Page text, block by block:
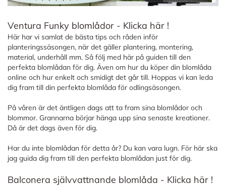
Ventura Funky blomlådor - Klicka här !
Här har vi samlat de bästa tips och råden inför
planteringssäsongen, när det gäller plantering, montering,
material, underhåll mm. Så följ med här på guiden till den
perfekta blomlådan för dig. Även om hur du köper din blomlåda
online och hur enkelt och smidigt det går till. Hoppas vi kan leda
dig fram till din perfekta blomlåda för odlingsäsongen.
På våren är det äntligen dags att ta fram sina blomlådor och
blommor. Grannarna börjar hänga upp sina senaste kreationer.
Då är det dags även för dig.
Har du inte blomlådan för detta år? Du kan vara lugn. För här ska
jag guida dig fram till den perfekta blomlådan just för dig.
Balconera självvattnande blomlåda - Klicka här !